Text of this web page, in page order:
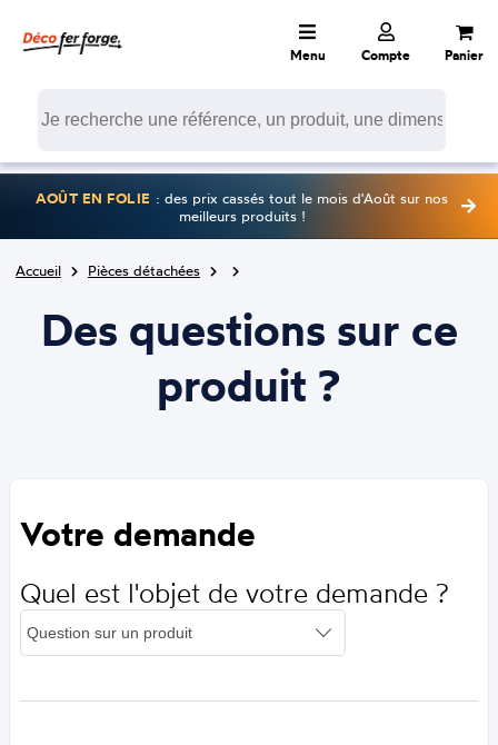
Menu Compte Panier
AOÛT EN FOLIE : des prix cassés tout le mois d'Août sur nos
meilleurs produits !
Accueil Pièces détachées
Des questions sur ce
produit ?
Votre demande
Quel est l'objet de votre demande ?